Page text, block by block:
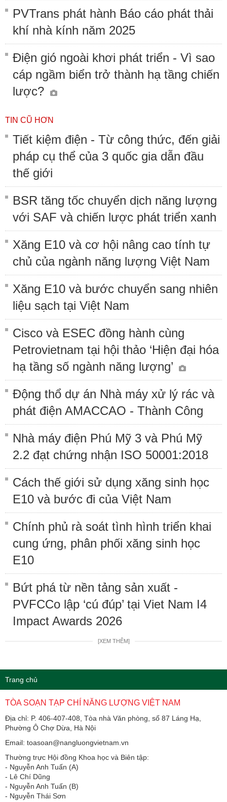
PVTrans phát hành Báo cáo phát thải
khí nhà kính năm 2025
Điện gió ngoài khơi phát triển - Vì sao
cáp ngầm biển trở thành hạ tầng chiến
lược?
TIN CŨ HƠN
Tiết kiệm điện - Từ công thức, đến giải
pháp cụ thể của 3 quốc gia dẫn đầu
thế giới
BSR tăng tốc chuyển dịch năng lượng
với SAF và chiến lược phát triển xanh
Xăng E10 và cơ hội nâng cao tính tự
chủ của ngành năng lượng Việt Nam
Xăng E10 và bước chuyển sang nhiên
liệu sạch tại Việt Nam
Cisco và ESEC đồng hành cùng
Petrovietnam tại hội thảo ‘Hiện đại hóa
hạ tầng số ngành năng lượng’
Động thổ dự án Nhà máy xử lý rác và
phát điện AMACCAO - Thành Công
Nhà máy điện Phú Mỹ 3 và Phú Mỹ
2.2 đạt chứng nhận ISO 50001:2018
Cách thế giới sử dụng xăng sinh học
E10 và bước đi của Việt Nam
Chính phủ rà soát tình hình triển khai
cung ứng, phân phối xăng sinh học
E10
Bứt phá từ nền tảng sản xuất -
PVFCCo lập ‘cú đúp’ tại Viet Nam I4
Impact Awards 2026
[XEM THÊM]
Trang chủ
TÒA SOẠN TẠP CHÍ NĂNG LƯỢNG VIỆT NAM
Địa chỉ: P. 406-407-408, Tòa nhà Văn phòng, số 87 Láng Hạ,
Phường Ô Chợ Dừa, Hà Nội
Email: toasoan@nangluongvietnam.vn
Thường trực Hội đồng Khoa học và Biên tập:
​​​​​​- Nguyễn Anh Tuấn (A)
- Lê Chí Dũng
- Nguyễn Anh Tuấn (B)
- Nguyễn Thái Sơn